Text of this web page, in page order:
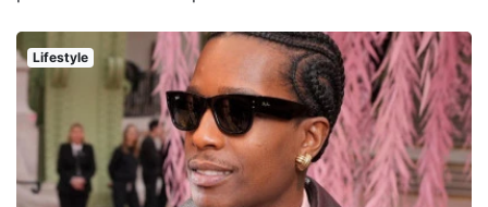
Lifestyle